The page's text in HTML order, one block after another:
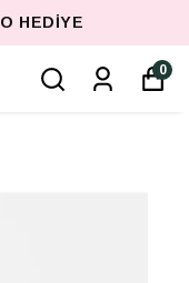
HEDIYE
0